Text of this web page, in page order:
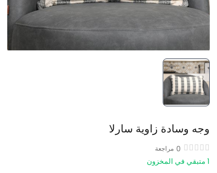
وجه وسادة زاوية سارلا
0 مراجعة
1 متبقي في المخزون